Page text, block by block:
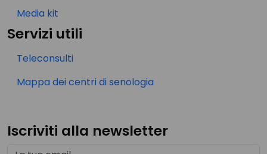
Media kit
Servizi utili
Teleconsulti
Mappa dei centri di senologia
Iscriviti alla newsletter